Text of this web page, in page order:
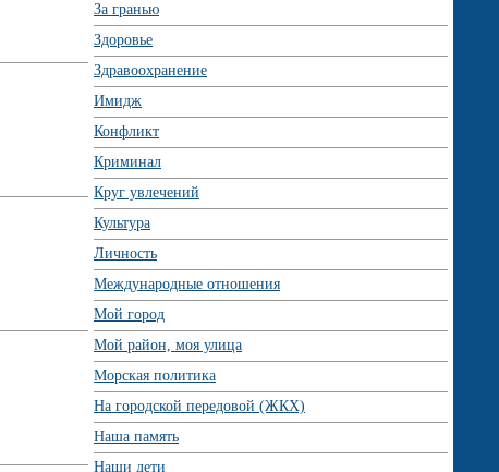
За гранью
Здоровье
Здравоохранение
Имидж
Конфликт
Криминал
Круг увлечений
Культура
Личность
Международные отношения
Мой город
Мой район, моя улица
Морская политика
На городской передовой (ЖКХ)
Наша память
Наши дети